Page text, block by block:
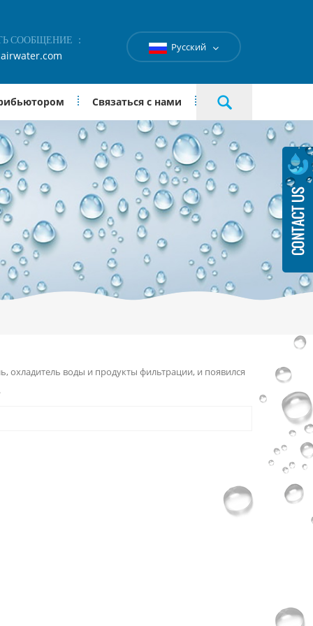
СООБЩЕНИЕ ：
Русский
Связаться с нами
воды и продукты фильтрации, и появился